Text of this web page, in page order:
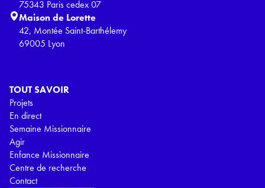
TOUT SAVOIR
Projets
En direct
Semaine Missionnaire
Agir
Enfance Missionnaire
Centre de recherche
Contact
75343 Paris cedex 07
Maison de Lorette
42, Montée Saint-Barthélemy
69005 Lyon